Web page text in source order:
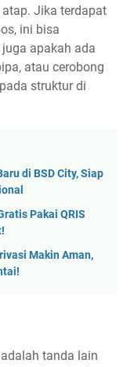
Jika terdapat
ini bisa
apakah ada
atau cerobong
struktur di
di BSD City, Siap
Pakai QRIS
Makin Aman,
tanda lain